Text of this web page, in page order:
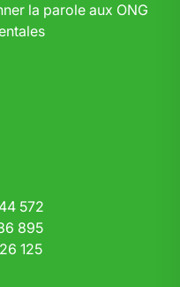
la parole aux ONG
572
895
125